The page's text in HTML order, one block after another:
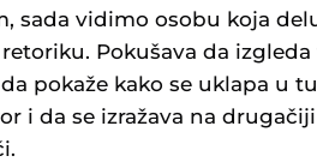
sada vidimo osobu koja
Pokušava da
pokaže kako se uklapa u
i da se izražava na